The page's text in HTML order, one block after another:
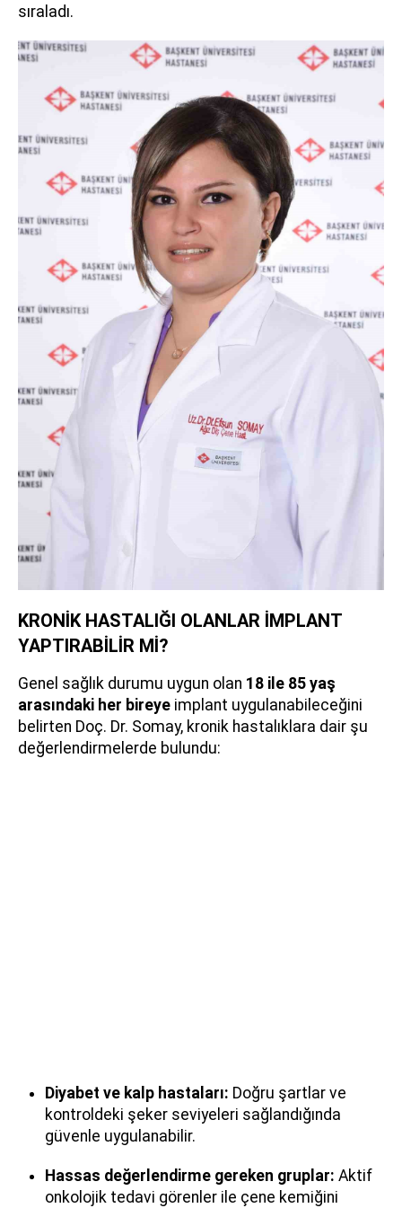
sıraladı.
KRONİK HASTALIĞI OLANLAR İMPLANT
YAPTIRABİLİR Mİ?
Genel sağlık durumu uygun olan 18 ile 85 yaş
arasındaki her bireye implant uygulanabileceğini
belirten Doç. Dr. Somay, kronik hastalıklara dair şu
değerlendirmelerde bulundu:
Diyabet ve kalp hastaları: Doğru şartlar ve
kontroldeki şeker seviyeleri sağlandığında
güvenle uygulanabilir.
Hassas değerlendirme gereken gruplar: Aktif
onkolojik tedavi görenler ile çene kemiğini